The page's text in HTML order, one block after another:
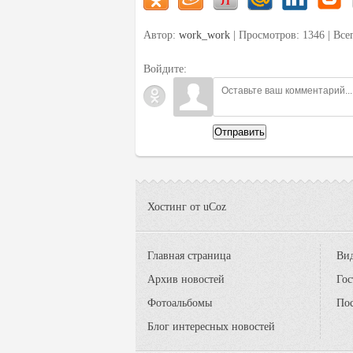
Автор: work_work | Просмотров: 1346 |
Войдите:
Отправить
Хостинг от uCoz
Главная страница
Архив новостей
Фотоальбомы
Блог интересных новостей